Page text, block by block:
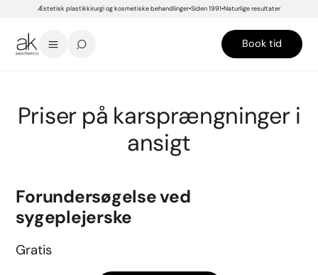
Æstetisk plastikkirurgi og kosmetiske behandlinger Siden 1991 Naturlige resultater
Book tid
Priser på karsprængninger i
ansigt
Forundersøgelse ved
sygeplejerske
Gratis